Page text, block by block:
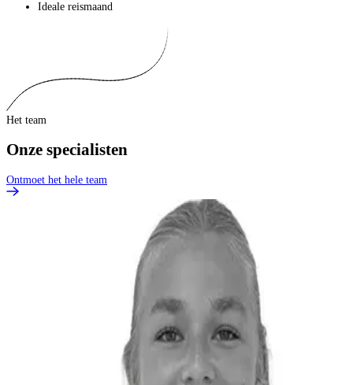
Ideale reismaand
Het team
Onze specialisten
Ontmoet het hele team